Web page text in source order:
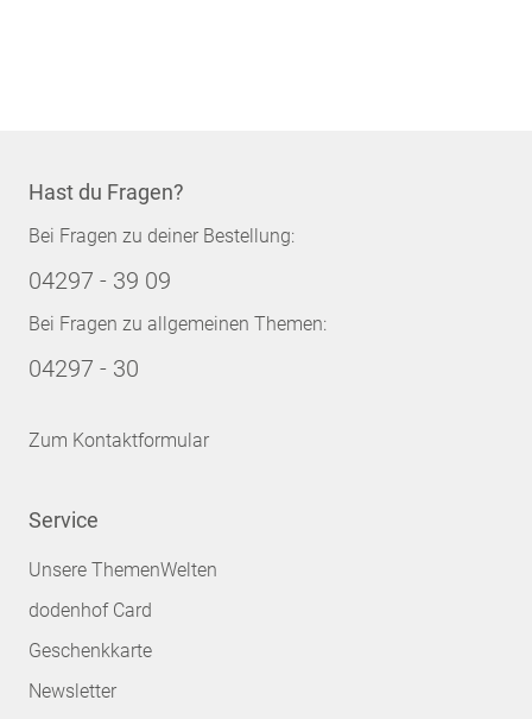
Hast du Fragen?
Bei Fragen zu deiner Bestellung:
04297 - 39 09
Bei Fragen zu allgemeinen Themen:
04297 - 30
Zum Kontaktformular
Service
Unsere ThemenWelten
dodenhof Card
Geschenkkarte
Newsletter